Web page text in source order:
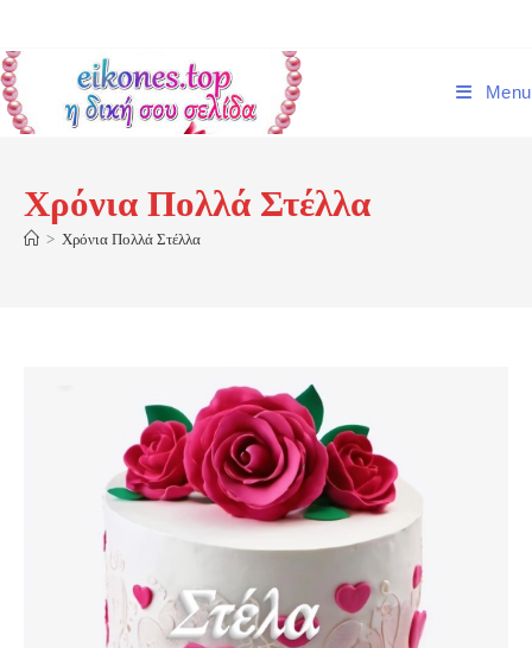
content
Menu
Χρόνια Πολλά Στέλλα
> Χρόνια Πολλά Στέλλα